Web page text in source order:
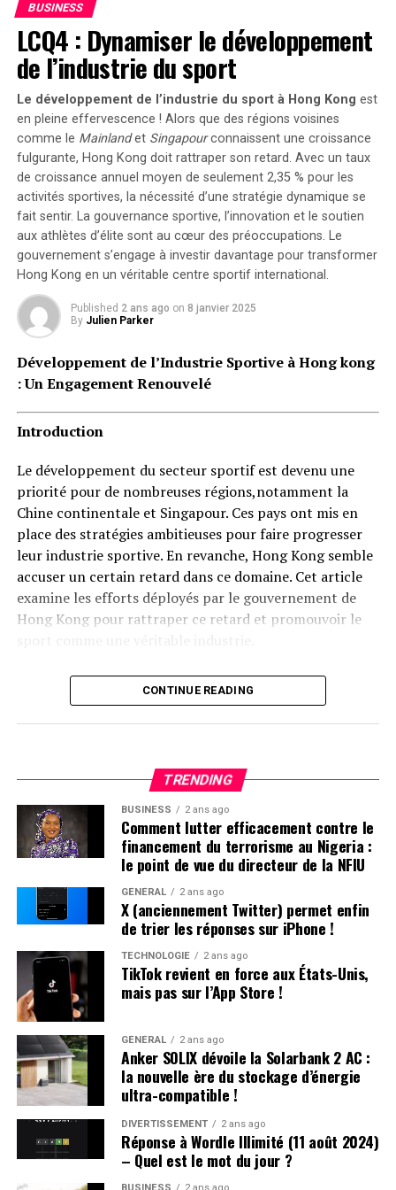
BUSINESS
LCQ4 : Dynamiser le développement
de l’industrie du sport
Le développement de l’industrie du sport à Hong Kong est
en pleine effervescence ! Alors que des régions voisines
comme le Mainlandet Singapourconnaissent une croissance
fulgurante, Hong Kong doit rattraper son retard. Avec un taux
de croissance annuel moyen de seulement 2,35 % pour les
activités sportives, la nécessité d’une stratégie dynamique se
fait sentir. La gouvernance sportive, l’innovation et le soutien
aux athlètes d’élite sont au cœur des préoccupations. Le
gouvernement s’engage à investir davantage pour transformer
Hong Kong en un véritable centre sportif international.
Published 2 ans ago on 8 janvier 2025
By Julien Parker
Développement de l’Industrie Sportive à Hong kong
: Un Engagement Renouvelé
Introduction
Le développement du secteur sportif est devenu une
priorité pour de nombreuses régions,notamment la
Chine continentale et Singapour. Ces pays ont mis en
place des stratégies ambitieuses pour faire progresser
leur industrie sportive. En revanche, Hong Kong semble
accuser un certain retard dans ce domaine. Cet article
examine les efforts déployés par le gouvernement de
Hong Kong pour rattraper ce retard et promouvoir le
Contexte Actuel du Secteur Sportif à Hong Kong
Récemment, un rapport publié par l’Institut Xinhua a
devenir une puissance sportive mondiale. Entre 2017 et
2022, la valeur ajoutée de l’industrie sportive en Chine
continentale a connu une croissance annuelle moyenne
impressionnante de 13,5 %. En comparaison, Hong
Kong n’a enregistré qu’une augmentation modeste de
2,35 % durant la même période. Cette disparité soulève
des questions sur les mesures que le gouvernement
hongkongais pourrait adopter pour stimuler son propre
Réponses aux Interrogations Soulevées par les
Législateurs
Lors d’une récente séance au Conseil législatif, plusieurs
questions ont été posées concernant les initiatives du
gouvernement :
inspiration des Politiques Étrangères :
le gouvernement s’engage à s’inspirer des politiques
CONTINUE READING
TRENDING
BUSINESS 2 ans ago
Comment lutter efficacement contre le
financement du terrorisme au Nigeria :
le point de vue du directeur de la NFIU
GÉNÉRAL 2 ans ago
X (anciennement Twitter) permet enfin
de trier les réponses sur iPhone !
TECHNOLOGIE 2 ans ago
TikTok revient en force aux États-Unis,
mais pas sur l’App Store !
GÉNÉRAL 2 ans ago
Anker SOLIX dévoile la Solarbank 2 AC :
la nouvelle ère du stockage d’énergie
ultra-compatible !
DIVERTISSEMENT 2 ans ago
Réponse à Wordle Illimité (11 août 2024)
– Quel est le mot du jour ?
BUSINESS 2 ans ago